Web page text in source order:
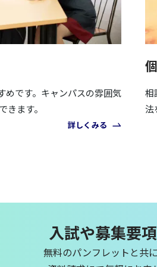
めです。キャンパスの雰囲気
きます。
詳しくみる
相
法
入試や募集要
無料のパンフレットと共